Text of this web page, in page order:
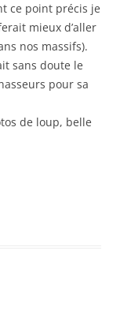
ce point précis je
mieux d’aller
nos massifs).
sans doute le
pour sa
de loup, belle